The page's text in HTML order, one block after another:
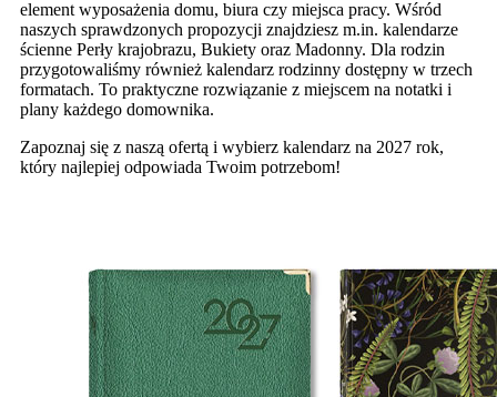
element wyposażenia domu, biura czy miejsca pracy. Wśród
naszych sprawdzonych propozycji znajdziesz m.in. kalendarze
ścienne Perły krajobrazu, Bukiety oraz Madonny. Dla rodzin
przygotowaliśmy również kalendarz rodzinny dostępny w trzech
formatach. To praktyczne rozwiązanie z miejscem na notatki i
plany każdego domownika.
Zapoznaj się z naszą ofertą i wybierz kalendarz na 2027 rok,
który najlepiej odpowiada Twoim potrzebom!